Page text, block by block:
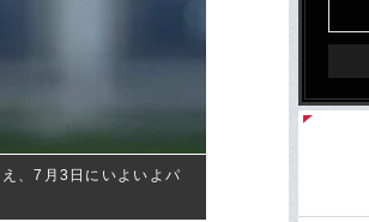
、7月3日にいよいよパ